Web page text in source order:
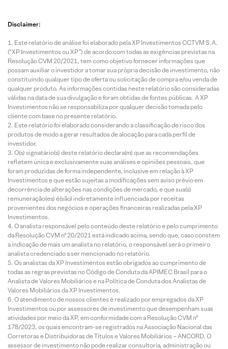
Disclaimer:
Este relatório de análise foi elaborado pela XP Investimentos CCTVM S.A.
(“XP Investimentos ou XP”) de acordo com todas as exigências previstas na
Resolução CVM 20/2021, tem como objetivo fornecer informações que
possam auxiliar o investidor a tomar sua própria decisão de investimento, não
constituindo qualquer tipo de oferta ou solicitação de compra e/ou venda de
qualquer produto. As informações contidas neste relatório são consideradas
válidas na data de sua divulgação e foram obtidas de fontes públicas. A XP
Investimentos não se responsabiliza por qualquer decisão tomada pelo
cliente com base no presente relatório.
Este relatório foi elaborado considerando a classificação de risco dos
produtos de modo a gerar resultados de alocação para cada perfil de
investidor.
O(s) signatário(s) deste relatório declara(m) que as recomendações
refletem única e exclusivamente suas análises e opiniões pessoais, que
foram produzidas de forma independente, inclusive em relação à XP
Investimentos e que estão sujeitas a modificações sem aviso prévio em
decorrência de alterações nas condições de mercado, e que sua(s)
remuneração(es) é(são) indiretamente influenciada por receitas
provenientes dos negócios e operações financeiras realizadas pela XP
Investimentos.
O analista responsável pelo conteúdo deste relatório e pelo cumprimento
da Resolução CVM nº 20/2021 está indicado acima, sendo que, caso constem
a indicação de mais um analista no relatório, o responsável será o primeiro
analista credenciado a ser mencionado no relatório.
Os analistas da XP Investimentos estão obrigados ao cumprimento de
todas as regras previstas no Código de Conduta da APIMEC Brasil para o
Analista de Valores Mobiliários e na Política de Conduta dos Analistas de
Valores Mobiliários da XP Investimentos.
O atendimento de nossos clientes é realizado por empregados da XP
Investimentos ou por assessores de investimento que desempenham suas
atividades por meio da XP, em conformidade com a Resolução CVM nº
178/2023, os quais encontram-se registrados na Associação Nacional das
Corretoras e Distribuidoras de Títulos e Valores Mobiliários – ANCORD. O
assessor de investimento não pode realizar consultoria, administração ou